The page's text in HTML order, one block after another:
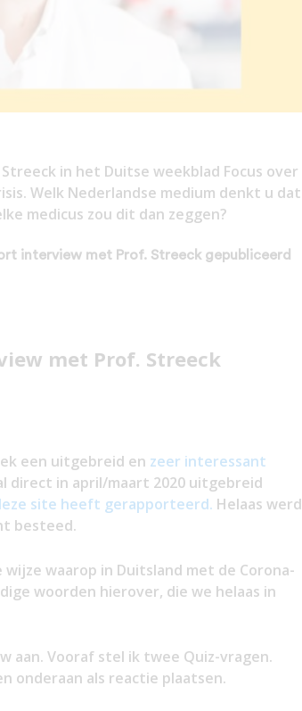
in het Duitse weekblad Focus over
Welk Nederlandse medium denkt u dat
medicus zou dit dan zeggen?
interview met Prof. Streeck gepubliceerd
met Prof. Streeck
een uitgebreid en zeer interessant
direct in april/maart 2020 uitgebreid
site heeft gerapporteerd. Helaas werd
besteed.
waarop in Duitsland met de Corona-
woorden hierover, die we helaas in
Vooraf stel ik twee Quiz-vragen.
onderaan als reactie plaatsen.